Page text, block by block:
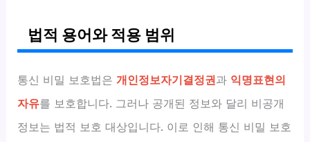
법적 용어와 적용 범위
통신 비밀 보호법은개인정보자기결정권과 익명표현의
자유를 보호합니다. 그러나 공개된 정보와 달리 비공개
정보는 법적 보호 대상입니다. 이로 인해 통신 비밀 보호